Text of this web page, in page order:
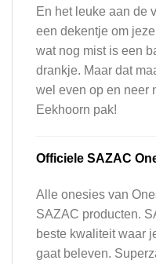
En het leuke aan de
een dekentje om
wat nog mist is een
drankje. Maar dat
wel even op en neer
Eekhoorn pak!
Officiele SAZAC
Alle onesies van
SAZAC producten.
beste kwaliteit waar
gaat beleven.